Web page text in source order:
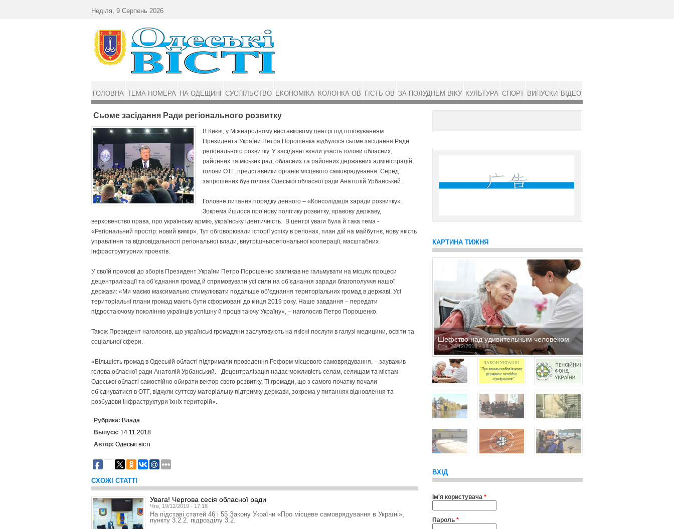
Сьоме засідання Ради регіонального розвитку
В Києві, у Міжнародному виставковому центрі під головуванням
Президента України Петра Порошенка відбулося сьоме засідання Ради
регіонального розвитку. У засіданні взяли участь голови обласних,
районних та міських рад, обласних та районних державних адміністрацій,
голови ОТГ, представники органів місцевого самоврядування. Серед
запрошених був голова Одеської обласної ради Анатолій Урбанський.
Головне питання порядку денного – «Консолідація заради розвитку».
Зокрема йшлося про нову політику розвитку, правову державу,
верховенство права, про українську армію, українську ідентичність. В центрі уваги була й така тема -
«Регіональний простір: новий вимір». Тут обговорювали історії успіху в регіонах, план дій на майбутнє, нову якість
управління та відповідальності регіональної влади, внутрішньорегіональної кооперації, масштабних
інфраструктурних проектів.
У своїй промові до зборів Президент України Петро Порошенко закликав не гальмувати на місцях процеси
децентралізації та об’єднання громад й спрямовувати усі сили на об’єднання заради благополуччя нашої
держави: «Ми маємо максимально стимулювати подальше об’єднання територіальних громад в державі. Усі
територіальні плани громад мають бути сформовані до кінця 2019 року. Наше завдання – передати
підростаючому поколінню українців успішну й процвітаючу Україну», – наголосив Петро Порошенко.
Також Президент наголосив, що українські громадяни заслуговують на якісні послуги в галузі медицини, освіти та
соціальної сфери.
«Більшість громад в Одеській області підтримали проведення Реформ місцевого самоврядування, – зауважив
голова обласної ради Анатолій Урбанський. - Децентралізація надає можливість селам, селищам та містам
Одеської області самостійно обирати вектор свого розвитку. Ті громади, що з самого початку почали
об’єднуватися в ОТГ, відчули суттєву матеріальну підтримку держави, зокрема у питаннях відновлення та
розбудови інфраструктури їхніх територій».
Рубрика: Влада
Выпуск: 14.11.2018
Автор: Одеські вісті
СХОЖІ СТАТТІ
Увага! Чергова сесія обласної ради
Чтв, 19/12/2019 - 17:18
На підставі статей 46 і 55 Закону України «Про місцеве самоврядування в Україні»,
пункту 3.2.2. підрозділу 3.2.
КАРТИНА ТИЖНЯ
Шефство над удивительным человеком
Птн, 20/12/2019 - 16:29
ВХІД
Ім'я користувача *
Пароль *
Неділя, 9 Серпень 2026
ГОЛОВНА ТЕМА НОМЕРА НА ОДЕЩИНІ СУСПІЛЬСТВО ЕКОНОМІКА КОЛОНКА ОВ ГІСТЬ ОВ ЗА ПОЛУДНЕМ ВІКУ КУЛЬТУРА СПОРТ ВИПУСКИ ВІДЕО